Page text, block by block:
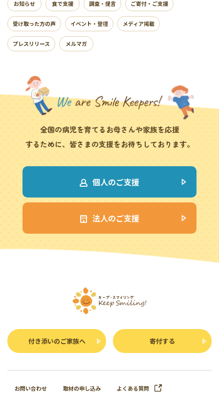
お知らせ 食で支援 調査・提言 ご寄付・ご支援
受け取った方の声 イベント・登壇 メディア掲載
プレスリリース メルマガ
全国の病児を育てるお母さんや家族を応援
するために、皆さまの支援をお待ちしております。
個人のご支援
法人のご支援
付き添いのご家族へ 寄付する
お問い合わせ 取材の申し込み よくある質問